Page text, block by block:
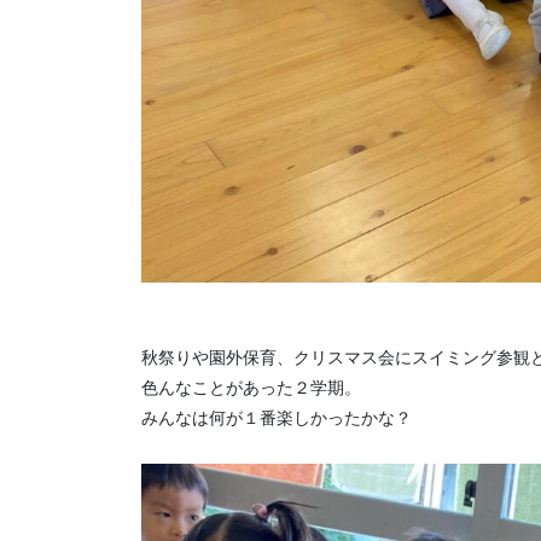
秋祭りや園外保育、クリスマス会にスイミング参観
色んなことがあった２学期。
みんなは何が１番楽しかったかな？